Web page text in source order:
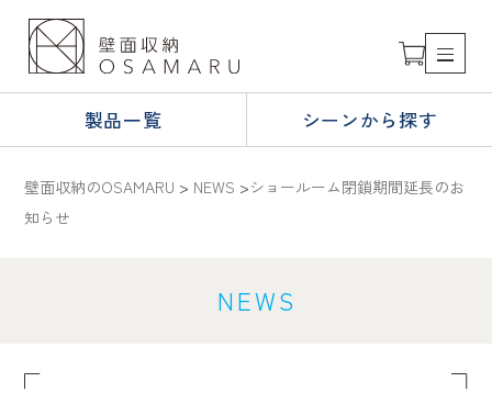
製品一覧 シーンから探す
壁面収納のOSAMARU > NEWS >ショールーム閉鎖期間延長のお
知らせ
NEWS